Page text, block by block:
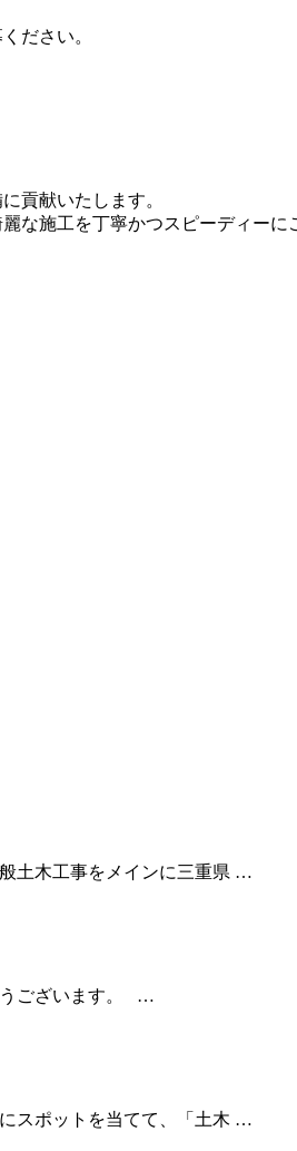
ださい。
貢献いたします。
な施工を丁寧かつスピーディーに
土木工事をメインに三重県 …
うございます。 …
スポットを当てて、「土木 …